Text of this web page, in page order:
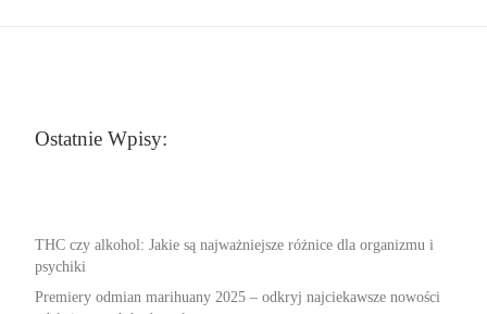
Ostatnie Wpisy:
THC czy alkohol: Jakie są najważniejsze różnice dla organizmu i
psychiki
Premiery odmian marihuany 2025 – odkryj najciekawsze nowości